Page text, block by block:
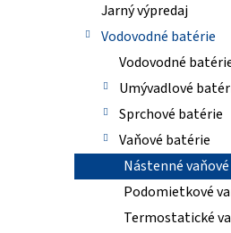
Jarný výpredaj
Vodovodné batérie
Vodovodné
Umývadlové
Sprchové batérie
Vaňové batérie
Nástenné
Podomietkové
Termostatické